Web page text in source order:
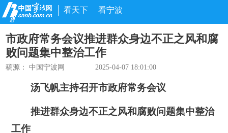
看天下 看宁波
市政府常务会议推进群众身边不正之风和腐
败问题集中整治工作
稿源： 中国宁波网 2025-04-07 18:01:00
汤飞帆主持召开市政府常务会议
推进群众身边不正之风和腐败问题集中整治
工作